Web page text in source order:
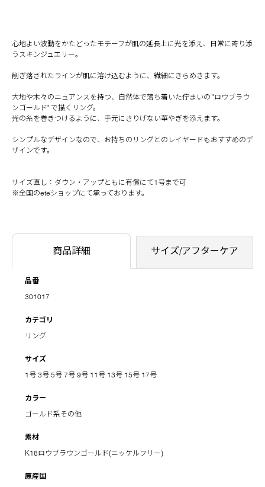
心地よい波動をかたどったモチーフが肌の延長上に光を添え、日常に寄り添
うスキンジュエリー。
削ぎ落されたラインが肌に溶け込むように、繊細にきらめきます。
大地や木々のニュアンスを持つ、自然体で落ち着いた佇まいの "ロウブラウ
ンゴールド" で描くリング。
光の糸を巻きつけるように、手元にさりげない華やぎを添えます。
シンプルなデザインなので、お持ちのリングとのレイヤードもおすすめのデ
ザインです。
サイズ直し：ダウン・アップともに有償にて1号まで可
※全国のeteショップにて承っております。
商品詳細 サイズ/アフターケア
品番
301017
カテゴリ
リング
サイズ
1号 3号 5号 7号 9号 11号 13号 15号 17号
カラー
ゴールド系その他
素材
K18ロウブラウンゴールド(ニッケルフリー)
原産国